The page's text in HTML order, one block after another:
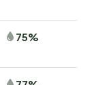
75%